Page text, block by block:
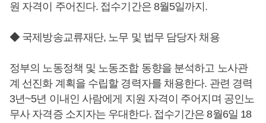
원 자격이 주어진다. 접수기간은 8월5일까지.
◆ 국제방송교류재단, 노무 및 법무 담당자 채용
정부의 노동정책 및 노동조합 동향을 분석하고 노사관
계 선진화 계획을 수립할 경력자를 채용한다. 관련 경력
3년~5년 이내인 사람에게 지원 자격이 주어지며 공인노
무사 자격증 소지자는 우대한다. 접수기간은 8월6일 18